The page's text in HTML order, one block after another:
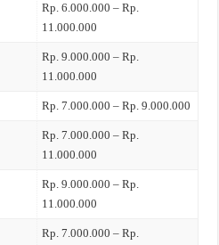
Rp. 6.000.000 – Rp.
11.000.000
Rp. 9.000.000 – Rp.
11.000.000
Rp. 7.000.000 – Rp. 9.000.000
Rp. 7.000.000 – Rp.
11.000.000
Rp. 9.000.000 – Rp.
11.000.000
Rp. 7.000.000 – Rp.